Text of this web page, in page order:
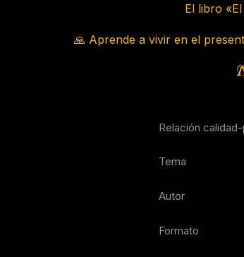
El libro
🙏 Aprende a vivir en el
Relación
Tema
Autor
Formato